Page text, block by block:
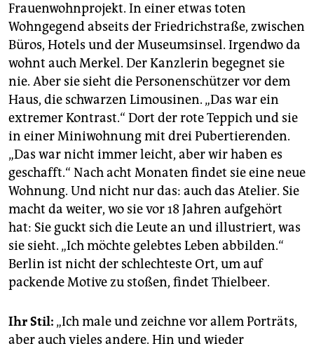
Frauenwohnprojekt. In einer etwas toten
Wohngegend abseits der Friedrichstraße, zwischen
Büros, Hotels und der Museumsinsel. Irgendwo da
wohnt auch Merkel. Der Kanzlerin begegnet sie
nie. Aber sie sieht die Personenschützer vor dem
Haus, die schwarzen Limousinen. „Das war ein
extremer Kontrast.“ Dort der rote Teppich und sie
in einer Miniwohnung mit drei Pubertierenden.
„Das war nicht immer leicht, aber wir haben es
geschafft.“ Nach acht Monaten findet sie eine neue
Wohnung. Und nicht nur das: auch das Atelier. Sie
macht da weiter, wo sie vor 18 Jahren aufgehört
hat: Sie guckt sich die Leute an und illustriert, was
sie sieht. „Ich möchte gelebtes Leben abbilden.“
Berlin ist nicht der schlechteste Ort, um auf
packende Motive zu stoßen, findet Thielbeer.
Ihr Stil: „Ich male und zeichne vor allem Porträts,
aber auch vieles andere. Hin und wieder